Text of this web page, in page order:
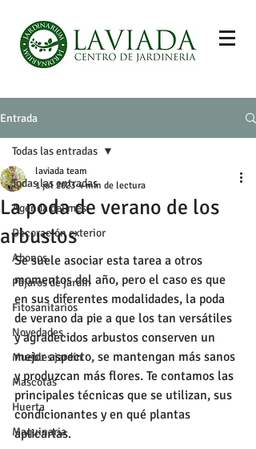
Entrada
Todas las entradas
Agenda del mes
Decoración exterior
Abonos
Pájaros de jardín
Fitosanitarios
Novedades
Muebles jardín
Mascotas
Huerta
Maquinaria
Todas las entradas
La poda de verano de los
arbustos
laviada team
1 jul 2023 4 min de lectura
Se suele asociar esta tarea a otros
momentos del año, pero el caso es que
en sus diferentes modalidades, la poda
de verano da pie a que los tan versátiles
y agradecidos arbustos conserven un
mejor aspecto, se mantengan más sanos
y produzcan más flores. Te contamos las
principales técnicas que se utilizan, sus
condicionantes y en qué plantas
aplicarlas.